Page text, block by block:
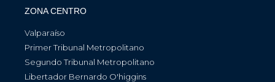
ZONA CENTRO
Valparaíso
Primer Tribunal Metropolitano
Segundo Tribunal Metropolitano
Libertador Bernardo O'higgins